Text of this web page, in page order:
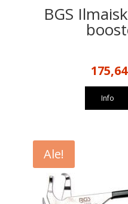
BGS
175,64
Info
Ale!